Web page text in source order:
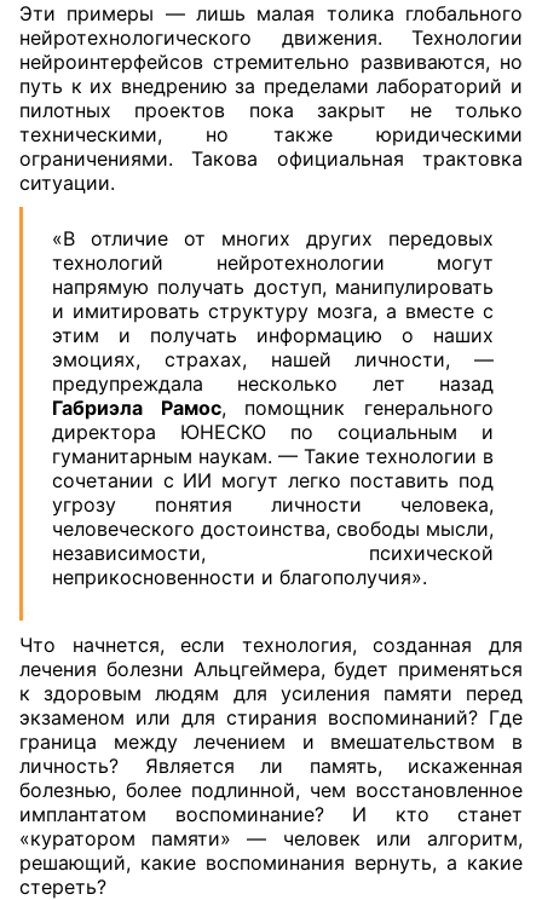
Эти примеры — лишь малая толика глобального
нейротехнологического движения. Технологии
нейроинтерфейсов стремительно развиваются, но
путь к их внедрению за пределами лабораторий и
пилотных проектов пока закрыт не только
техническими, но также юридическими
ограничениями. Такова официальная трактовка
ситуации.
«В отличие от многих других передовых
технологий нейротехнологии могут
напрямую получать доступ, манипулировать
и имитировать структуру мозга, а вместе с
этим и получать информацию о наших
эмоциях, страхах, нашей личности, —
предупреждала несколько лет назад
Габриэла Рамос, помощник генерального
директора ЮНЕСКО по социальным и
гуманитарным наукам. — Такие технологии в
сочетании с ИИ могут легко поставить под
угрозу понятия личности человека,
человеческого достоинства, свободы мысли,
независимости, психической
неприкосновенности и благополучия».
Что начнется, если технология, созданная для
лечения болезни Альцгеймера, будет применяться
к здоровым людям для усиления памяти перед
экзаменом или для стирания воспоминаний? Где
граница между лечением и вмешательством в
личность? Является ли память, искаженная
болезнью, более подлинной, чем восстановленное
имплантатом воспоминание? И кто станет
«куратором памяти» — человек или алгоритм,
решающий, какие воспоминания вернуть, а какие
стереть?